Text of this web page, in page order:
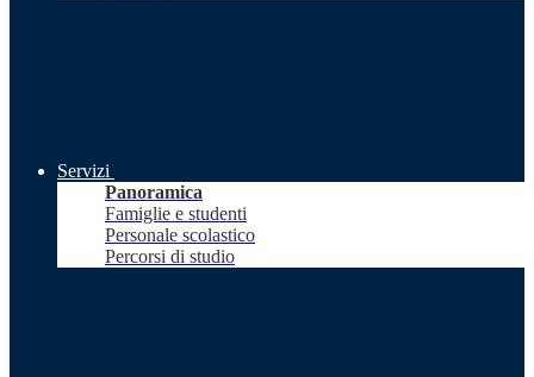
Servizi
Panoramica
Famiglie e studenti
Personale scolastico
Percorsi di studio